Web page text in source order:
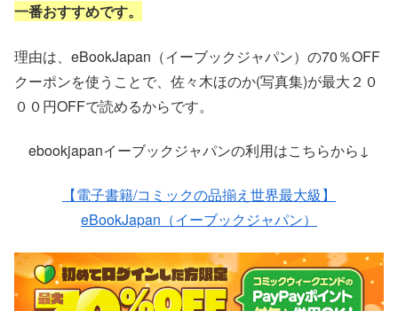
一番おすすめです。
理由は、eBookJapan（イーブックジャパン）の70％OFF
クーポンを使うことで、佐々木ほのか(写真集)が最大２０
００円OFFで読めるからです。
ebookjapanイーブックジャパンの利用はこちらから↓
【電子書籍/コミックの品揃え世界最大級】
eBookJapan（イーブックジャパン）